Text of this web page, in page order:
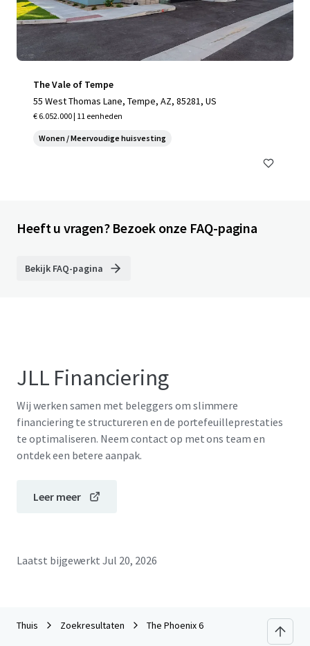
The Vale of Tempe
55 West Thomas Lane, Tempe, AZ, 85281, US
€ 6.052.000 | 11 eenheden
Wonen / Meervoudige huisvesting
Heeft u vragen? Bezoek onze FAQ-pagina
Bekijk FAQ-pagina
JLL Financiering
Wij werken samen met beleggers om slimmere
financiering te structureren en de portefeuilleprestaties
te optimaliseren. Neem contact op met ons team en
ontdek een betere aanpak.
Leer meer
Laatst bijgewerkt Jul 20, 2026
Thuis Zoekresultaten The Phoenix 6